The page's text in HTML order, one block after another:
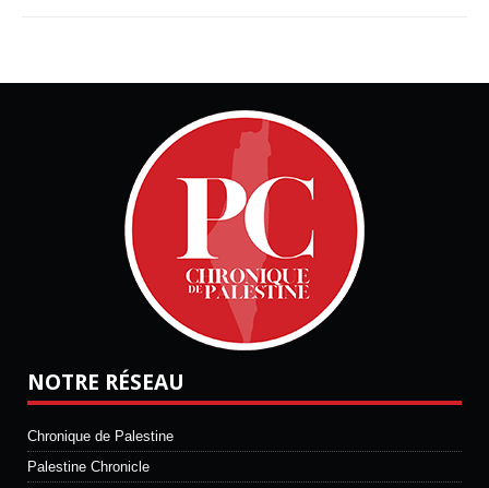
NOTRE RÉSEAU
Chronique de Palestine
Palestine Chronicle